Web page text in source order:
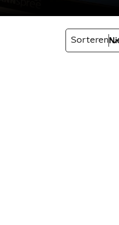
Sorteren